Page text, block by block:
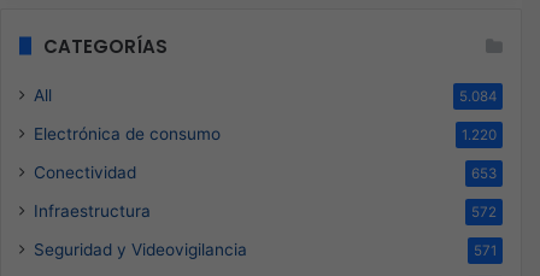
CATEGORÍAS
All 5.084
Electrónica de consumo 1.220
Conectividad 653
Infraestructura 572
Seguridad y Videovigilancia 571